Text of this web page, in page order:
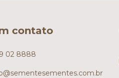
contato
02 8888